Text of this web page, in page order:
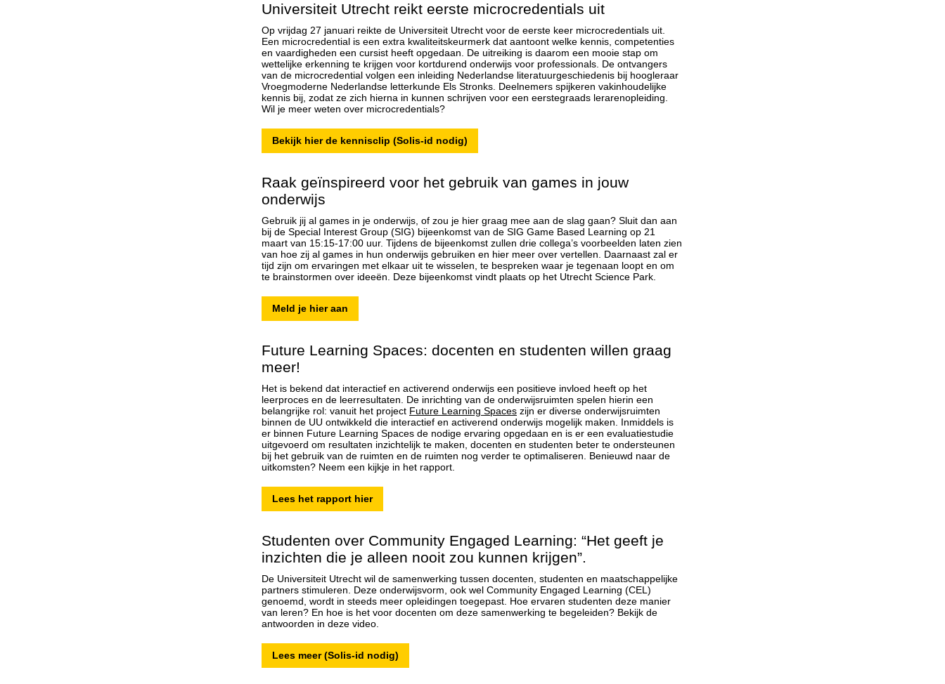
Universiteit Utrecht reikt eerste microcredentials uit
Op vrijdag 27 januari reikte de Universiteit Utrecht voor de eerste keer microcredentials uit.
Een microcredential is een extra kwaliteitskeurmerk dat aantoont welke kennis, competenties
en vaardigheden een cursist heeft opgedaan. De uitreiking is daarom een mooie stap om
wettelijke erkenning te krijgen voor kortdurend onderwijs voor professionals. De ontvangers
van de microcredential volgen een inleiding Nederlandse literatuurgeschiedenis bij hoogleraar
Vroegmoderne Nederlandse letterkunde Els Stronks. Deelnemers spijkeren vakinhoudelijke
kennis bij, zodat ze zich hierna in kunnen schrijven voor een eerstegraads lerarenopleiding.
Wil je meer weten over microcredentials?
Bekijk hier de kennisclip (Solis-id nodig)
Raak geïnspireerd voor het gebruik van games in jouw
onderwijs
Gebruik jij al games in je onderwijs, of zou je hier graag mee aan de slag gaan? Sluit dan aan
bij de Special Interest Group (SIG) bijeenkomst van de SIG Game Based Learning op 21
maart van 15:15-17:00 uur. Tijdens de bijeenkomst zullen drie collega’s voorbeelden laten zien
van hoe zij al games in hun onderwijs gebruiken en hier meer over vertellen. Daarnaast zal er
tijd zijn om ervaringen met elkaar uit te wisselen, te bespreken waar je tegenaan loopt en om
te brainstormen over ideeën. Deze bijeenkomst vindt plaats op het Utrecht Science Park.
Meld je hier aan
Future Learning Spaces: docenten en studenten willen graag
meer!
Het is bekend dat interactief en activerend onderwijs een positieve invloed heeft op het
leerproces en de leerresultaten. De inrichting van de onderwijsruimten spelen hierin een
belangrijke rol: vanuit het project Future Learning Spaces zijn er diverse onderwijsruimten
binnen de UU ontwikkeld die interactief en activerend onderwijs mogelijk maken. Inmiddels is
er binnen Future Learning Spaces de nodige ervaring opgedaan en is er een evaluatiestudie
uitgevoerd om resultaten inzichtelijk te maken, docenten en studenten beter te ondersteunen
bij het gebruik van de ruimten en de ruimten nog verder te optimaliseren. Benieuwd naar de
uitkomsten? Neem een kijkje in het rapport.
Lees het rapport hier
Studenten over Community Engaged Learning: “Het geeft je
inzichten die je alleen nooit zou kunnen krijgen”.
De Universiteit Utrecht wil de samenwerking tussen docenten, studenten en maatschappelijke
partners stimuleren. Deze onderwijsvorm, ook wel Community Engaged Learning (CEL)
genoemd, wordt in steeds meer opleidingen toegepast. Hoe ervaren studenten deze manier
van leren? En hoe is het voor docenten om deze samenwerking te begeleiden? Bekijk de
antwoorden in deze video.
Lees meer (Solis-id nodig)